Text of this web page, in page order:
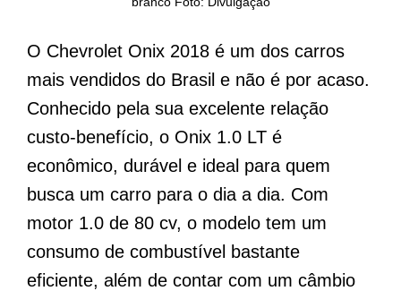
O Chevrolet Onix 2018 é um dos carros
mais vendidos do Brasil e não é por acaso.
Conhecido pela sua excelente relação
custo-benefício, o Onix 1.0 LT é
econômico, durável e ideal para quem
busca um carro para o dia a dia. Com
motor 1.0 de 80 cv, o modelo tem um
consumo de combustível bastante
eficiente, além de contar com um câmbio